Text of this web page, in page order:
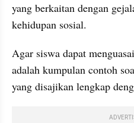
yang berkaitan dengan
kehidupan sosial.
Agar siswa dapat
adalah kumpulan contoh
yang disajikan lengkap